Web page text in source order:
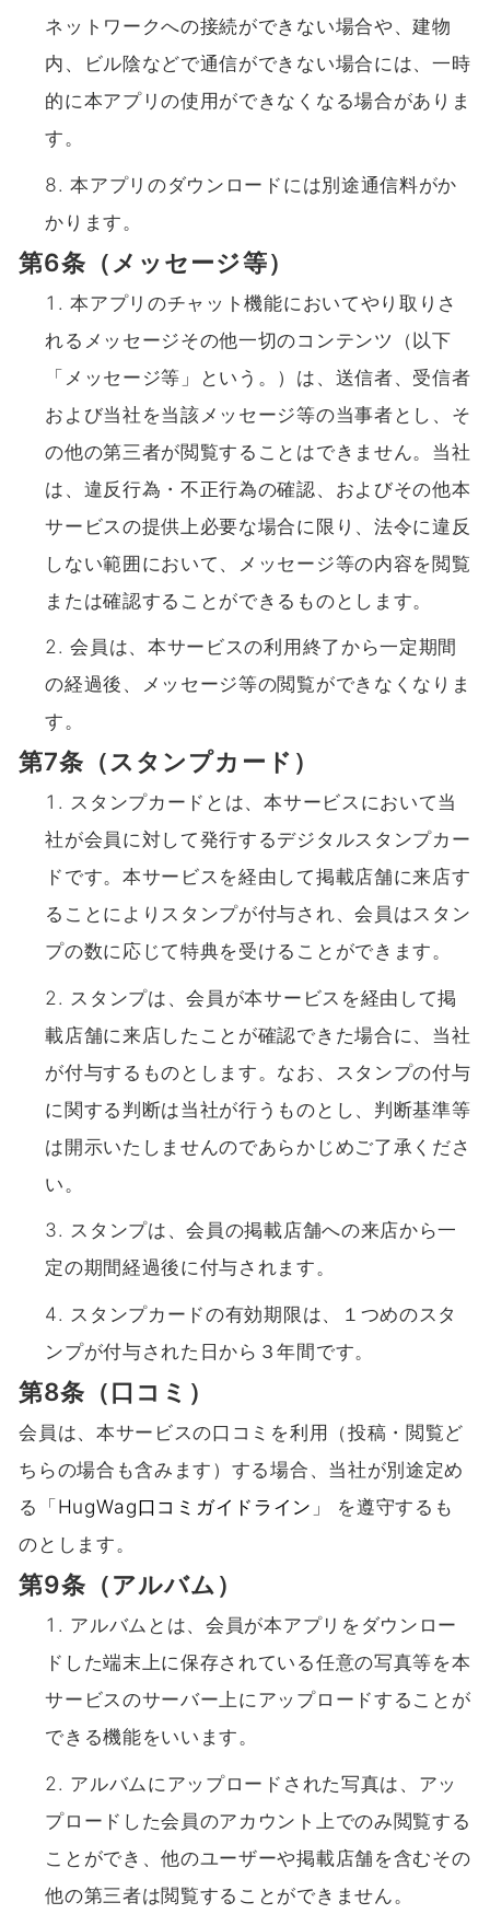
ネットワークへの接続ができない場合や、建物
内、ビル陰などで通信ができない場合には、⼀時
的に本アプリの使⽤ができなくなる場合がありま
す。
本アプリのダウンロードには別途通信料がか
かります。
第6条（メッセージ等）
本アプリのチャット機能においてやり取りさ
れるメッセージその他⼀切のコンテンツ（以下
「メッセージ等」という。）は、送信者、受信者
および当社を当該メッセージ等の当事者とし、そ
の他の第三者が閲覧することはできません。当社
は、違反⾏為・不正⾏為の確認、およびその他本
サービスの提供上必要な場合に限り、法令に違反
しない範囲において、メッセージ等の内容を閲覧
または確認することができるものとします。
会員は、本サービスの利用終了から一定期間
の経過後、メッセージ等の閲覧ができなくなりま
す。
第7条（スタンプカード）
スタンプカードとは、本サービスにおいて当
社が会員に対して発行するデジタルスタンプカー
ドです。本サービスを経由して掲載店舗に来店す
ることによりスタンプが付与され、会員はスタン
プの数に応じて特典を受けることができます。
スタンプは、会員が本サービスを経由して掲
載店舗に来店したことが確認できた場合に、当社
が付与するものとします。なお、スタンプの付与
に関する判断は当社が行うものとし、判断基準等
は開示いたしませんのであらかじめご了承くださ
い。
スタンプは、会員の掲載店舗への来店から一
定の期間経過後に付与されます。
スタンプカードの有効期限は、１つめのスタ
ンプが付与された日から３年間です。
第8条（口コミ）
会員は、本サービスの口コミを利用（投稿・閲覧ど
ちらの場合も含みます）する場合、当社が別途定め
る「HugWag口コミガイドライン 」 を遵守するも
のとします。
第9条（アルバム）
アルバムとは、会員が本アプリをダウンロー
ドした端末上に保存されている任意の写真等を本
サービスのサーバー上にアップロードすることが
できる機能をいいます。
アルバムにアップロードされた写真は、アッ
プロードした会員のアカウント上でのみ閲覧する
ことができ、他のユーザーや掲載店舗を含むその
他の第三者は閲覧することができません。